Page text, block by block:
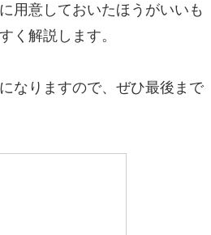
用意しておいたほうがいいも
く解説します。
なりますので、ぜひ最後まで